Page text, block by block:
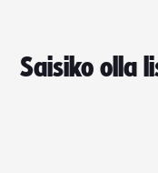
Saisiko olla